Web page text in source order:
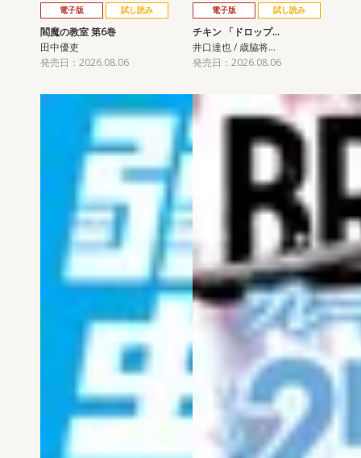
電子版 試し読み
閻魔の教室 第6巻
田中優吏
発売日：2026.08.06
電子版 試し読み
チキン 「ドロップ…
井口達也 / 歳脇将…
発売日：2026.08.06